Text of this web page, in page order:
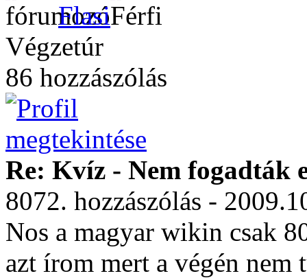
Flasi
Végzetúr
86 hozzászólás
Re: Kvíz - Nem fogadták
8072. hozzászólás -
Nos a magyar wikin csak
azt írom mert a végén nem